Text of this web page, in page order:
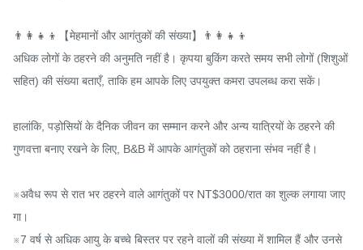
👨‍👩‍👧‍👦【मेहमानों और आगंतुकों की संख्या】👨‍👩‍👧‍👦
अधिक लोगों के ठहरने की अनुमति नहीं है। कृपया बुकिंग करते समय सभी लोगों (शिशुओं
सहित) की संख्या बताएँ, ताकि हम आपके लिए उपयुक्त कमरा उपलब्ध करा सकें।
हालांकि, पड़ोसियों के दैनिक जीवन का सम्मान करने और अन्य यात्रियों के ठहरने की
गुणवत्ता बनाए रखने के लिए, B&B में आपके आगंतुकों को ठहराना संभव नहीं है।
※अवैध रूप से रात भर ठहरने वाले आगंतुकों पर NT$3000/रात का शुल्क लगाया जाए
गा।
※7 वर्ष से अधिक आयु के बच्चे बिस्तर पर रहने वालों की संख्या में शामिल हैं और उनसे